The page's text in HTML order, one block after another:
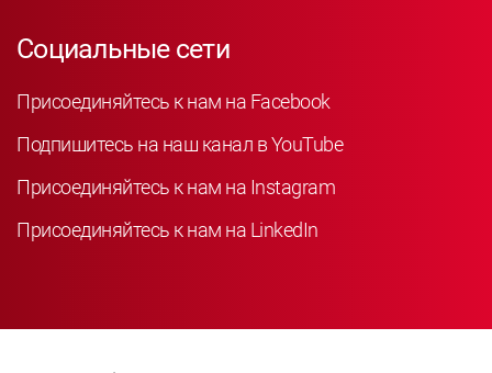
Социальные сети
Присоединяйтесь к нам на Facebook
Подпишитесь на наш канал в YouTube
Присоединяйтесь к нам на Instagram
Присоединяйтесь к нам на LinkedIn